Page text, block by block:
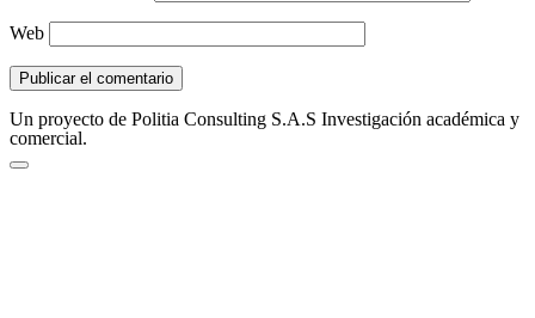
Web
Un proyecto de Politia Consulting S.A.S Investigación académica y
comercial.